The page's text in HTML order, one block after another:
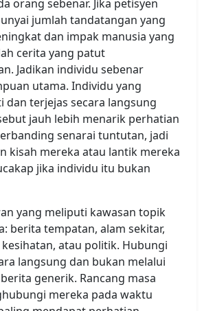
orang sebenar. Jika petisyen
jumlah tandatangan yang
dan impak manusia yang
cerita yang patut
Jadikan individu sebenar
utama. Individu yang
dan terjejas secara langsung
jauh lebih menarik perhatian
senarai tuntutan, jadi
kisah mereka atau lantik mereka
jika individu itu bukan
yang meliputi kawasan topik
berita tempatan, alam sekitar,
atau politik. Hubungi
langsung dan bukan melalui
generik. Rancang masa
mereka pada waktu